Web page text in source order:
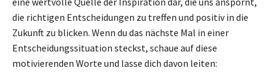
die richtigen Entscheidungen zu treffen und positiv in die
Zukunft zu blicken. Wenn du das nächste Mal in einer
Entscheidungssituation steckst, schaue auf diese
motivierenden Worte und lasse dich davon leiten: